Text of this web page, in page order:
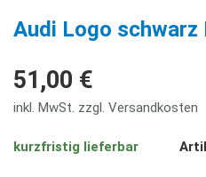
Audi Logo schwarz
51,00 €
inkl. MwSt. zzgl. Versandkosten
kurzfristig lieferbar